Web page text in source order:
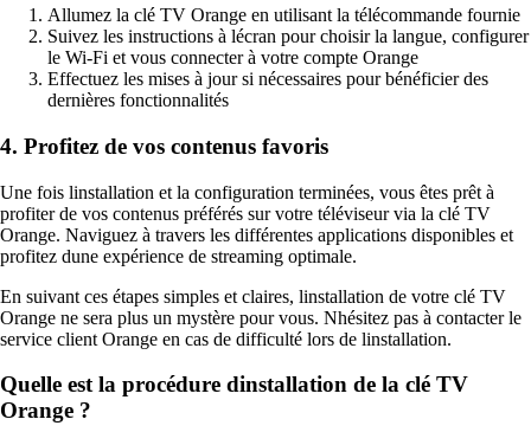
Allumez la clé TV Orange en utilisant la télécommande fournie
Suivez les instructions à lécran pour choisir la langue, configurer
le Wi-Fi et vous connecter à votre compte Orange
Effectuez les mises à jour si nécessaires pour bénéficier des
dernières fonctionnalités
4. Profitez de vos contenus favoris
Une fois linstallation et la configuration terminées, vous êtes prêt à
profiter de vos contenus préférés sur votre téléviseur via la clé TV
Orange. Naviguez à travers les différentes applications disponibles et
profitez dune expérience de streaming optimale.
En suivant ces étapes simples et claires, linstallation de votre clé TV
Orange ne sera plus un mystère pour vous. Nhésitez pas à contacter le
service client Orange en cas de difficulté lors de linstallation.
Quelle est la procédure dinstallation de la clé TV
Orange ?